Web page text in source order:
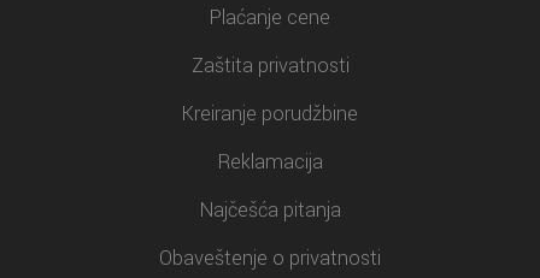
Plaćanje cene
Zaštita privatnosti
Kreiranje porudžbine
Reklamacija
Najčešća pitanja
Obaveštenje o privatnosti